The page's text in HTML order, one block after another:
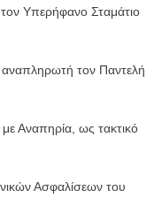
Υπερήφανο Σταμάτιο
τον Παντελή
Αναπηρία, ως τακτικό
Ασφαλίσεων του